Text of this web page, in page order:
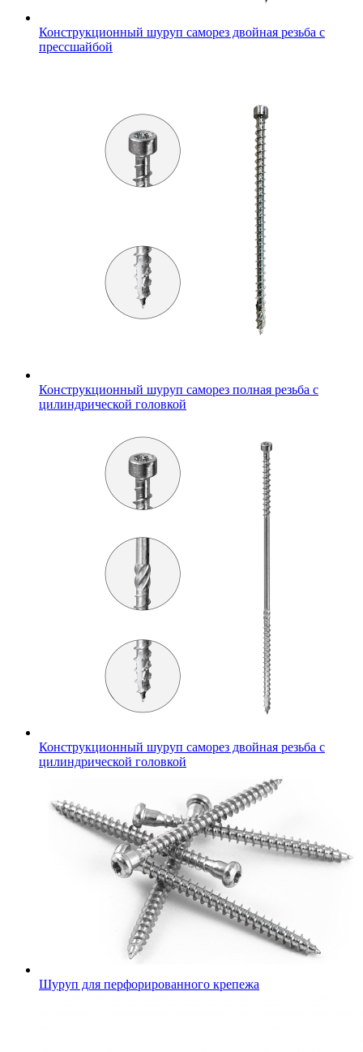
Конструкционный шуруп саморез двойная резьба с
прессшайбой
Конструкционный шуруп саморез полная резьба с
цилиндрической головкой
Конструкционный шуруп саморез двойная резьба с
цилиндрической головкой
Шуруп для перфорированного крепежа